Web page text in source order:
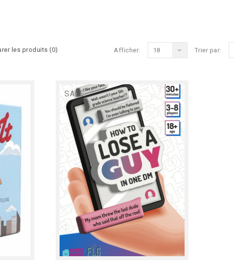
les produits (0) Trier par:
Afficher: 18
SALE